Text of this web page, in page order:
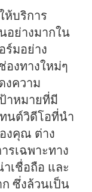
ห้บริการ
อย่างมากใน
ร์มอย่าง
องทางใหม่ๆ
งความ
าหมายที่มี
นต์วิดีโอที่นำ
งคุณ ต่าง
รเฉพาะทาง
เชื่อถือ และ
ซึ่งล้วนเป็น